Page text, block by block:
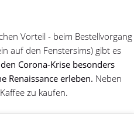
Vorteil - beim Bestellvorgang
auf den Fenstersims) gibt es
Corona-Krise besonders
Renaissance erleben. Neben
zu kaufen.